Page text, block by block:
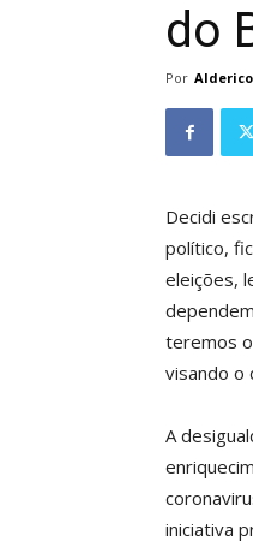
do
Por
Decidi
político,
eleições,
teremos
visando o
A
iniciativa